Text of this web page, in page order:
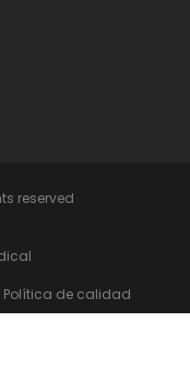
reserved
Política de calidad